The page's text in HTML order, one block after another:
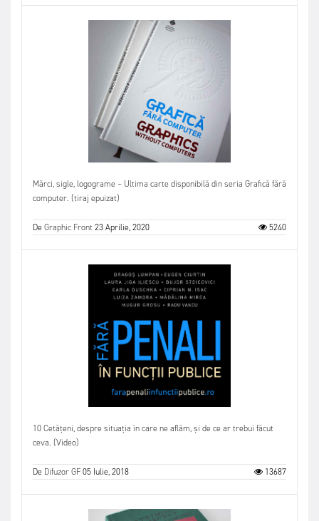
Mărci, sigle, logograme – Ultima carte disponibilă din seria Grafică fără
computer. (tiraj epuizat)
DeGraphic Front23 Aprilie, 2020 5240
10 Cetățeni, despre situația în care ne aflăm, și de ce ar trebui făcut
ceva. (Video)
De Difuzor GF05 Iulie, 2018 13687